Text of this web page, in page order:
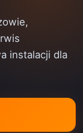
instalacji dla